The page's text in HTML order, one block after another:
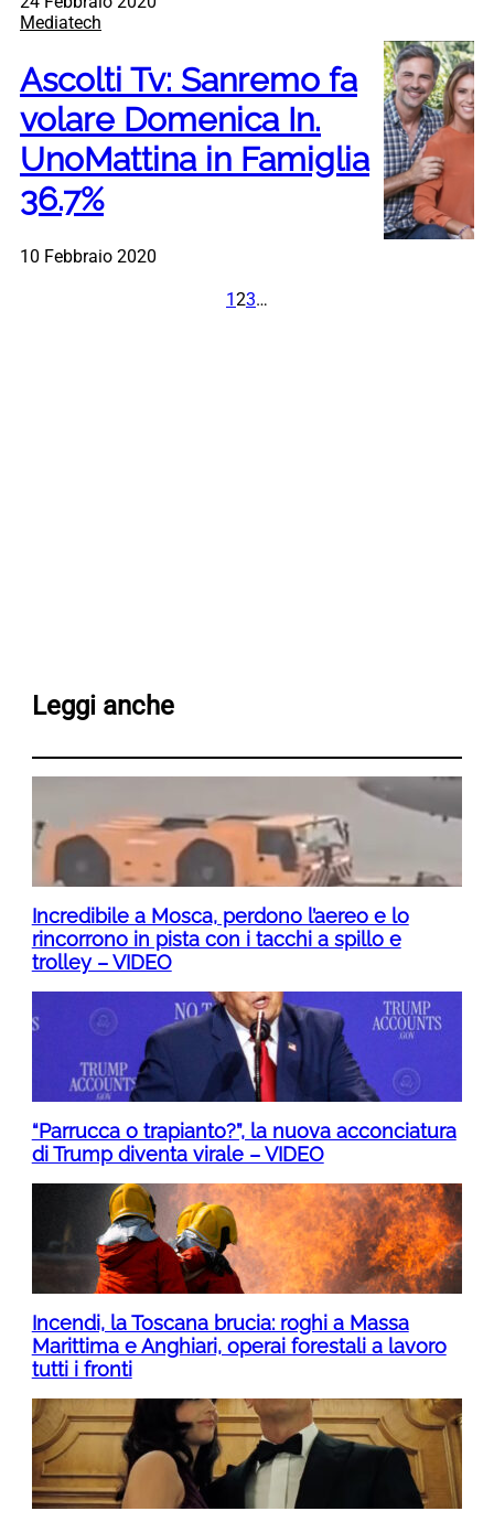
Mediatech
Ascolti Tv: Sanremo fa
volare Domenica In.
UnoMattina in Famiglia
36.7%
10 Febbraio 2020
1 23…
Leggi anche
Incredibile a Mosca, perdono l’aereo e lo
rincorrono in pista con i tacchi a spillo e
trolley – VIDEO
“Parrucca o trapianto?”, la nuova acconciatura
di Trump diventa virale – VIDEO
Incendi, la Toscana brucia: roghi a Massa
Marittima e Anghiari, operai forestali a lavoro
tutti i fronti